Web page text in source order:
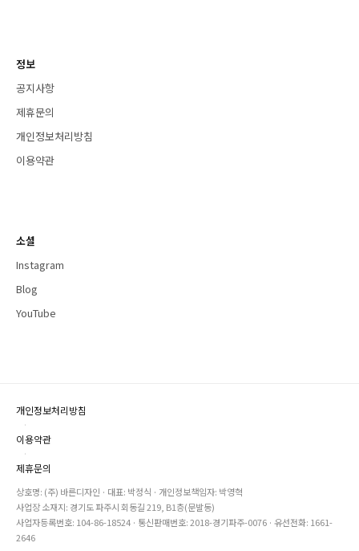
정보
공지사항
제휴문의
개인정보처리방침
이용약관
소셜
Instagram
Blog
YouTube
개인정보처리방침
·
이용약관
·
제휴문의
상호명: (주) 바른디자인 · 대표: 박정식 · 개인정보책임자: 박영혁
사업장 소재지: 경기도 파주시 회동길 219, B1층(문발동)
사업자등록번호: 104-86-18524 · 통신판매번호: 2018-경기파주-0076 · 유선전화: 1661-
2646